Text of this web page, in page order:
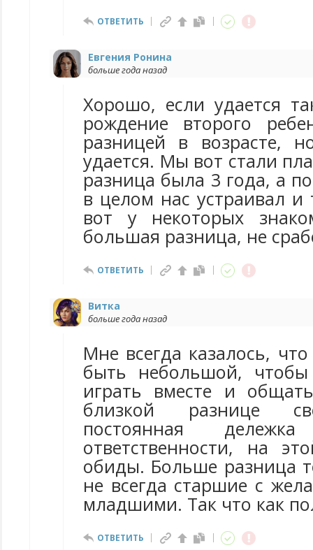
ОТВЕТИТЬ
Евгения Ронина
больше года назад
Хорошо, если удается
рождение второго
разницей в возрасте,
удается. Мы вот стали
разница была 3 года, а
в целом нас устраивал и
вот у некоторых
большая разница, не
ОТВЕТИТЬ
Витка
больше года назад
Мне всегда казалось,
быть небольшой,
играть вместе и
близкой разнице
постоянная
ответственности, на
обиды. Больше разница
не всегда старшие с
младшими. Так что как
ОТВЕТИТЬ